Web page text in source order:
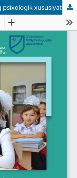
xususiyatlari